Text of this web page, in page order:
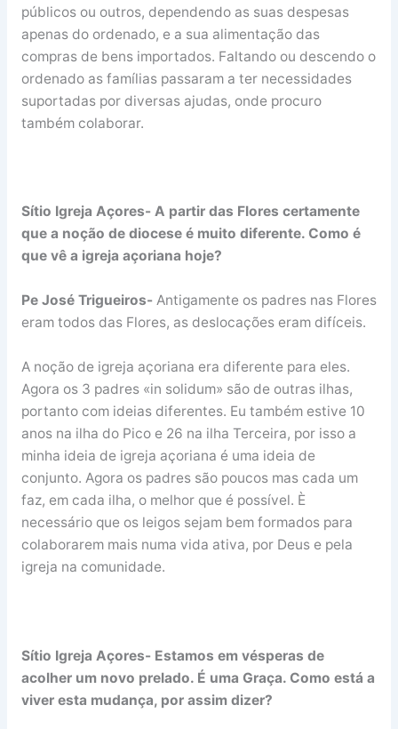
públicos ou outros, dependendo as suas despesas
apenas do ordenado, e a sua alimentação das
compras de bens importados. Faltando ou descendo o
ordenado as famílias passaram a ter necessidades
suportadas por diversas ajudas, onde procuro
também colaborar.
Sítio Igreja Açores- A partir das Flores certamente
que a noção de diocese é muito diferente. Como é
que vê a igreja açoriana hoje?
Pe José Trigueiros-Antigamente os padres nas Flores
eram todos das Flores, as deslocações eram difíceis.
A noção de igreja açoriana era diferente para eles.
Agora os 3 padres «in solidum» são de outras ilhas,
portanto com ideias diferentes. Eu também estive 10
anos na ilha do Pico e 26 na ilha Terceira, por isso a
minha ideia de igreja açoriana é uma ideia de
conjunto. Agora os padres são poucos mas cada um
faz, em cada ilha, o melhor que é possível. È
necessário que os leigos sejam bem formados para
colaborarem mais numa vida ativa, por Deus e pela
igreja na comunidade.
Sítio Igreja Açores- Estamos em vésperas de
acolher um novo prelado. É uma Graça. Como está a
viver esta mudança, por assim dizer?